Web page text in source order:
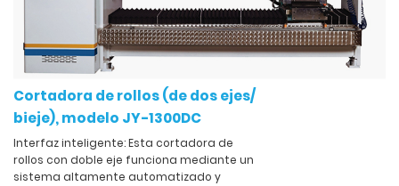
Cortadora de rollos (de dos ejes/
bieje), modelo JY-1300DC
Interfaz inteligente: Esta cortadora de
rollos con doble eje funciona mediante un
sistema altamente automatizado y